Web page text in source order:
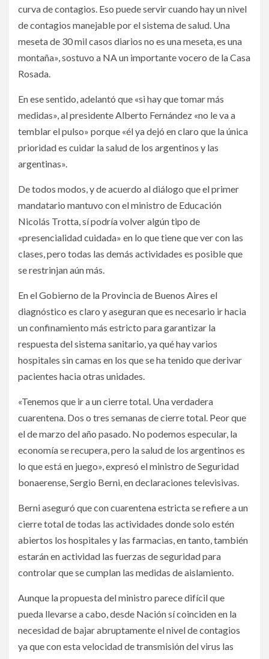
curva de contagios. Eso puede servir cuando hay un nivel
de contagios manejable por el sistema de salud. Una
meseta de 30 mil casos diarios no es una meseta, es una
montaña», sostuvo a NA un importante vocero de la Casa
Rosada.
En ese sentido, adelantó que «si hay que tomar más
medidas», al presidente Alberto Fernández «no le va a
temblar el pulso» porque «él ya dejó en claro que la única
prioridad es cuidar la salud de los argentinos y las
argentinas».
De todos modos, y de acuerdo al diálogo que el primer
mandatario mantuvo con el ministro de Educación
Nicolás Trotta, sí podría volver algún tipo de
«presencialidad cuidada» en lo que tiene que ver con las
clases, pero todas las demás actividades es posible que
se restrinjan aún más.
En el Gobierno de la Provincia de Buenos Aires el
diagnóstico es claro y aseguran que es necesario ir hacia
un confinamiento más estricto para garantizar la
respuesta del sistema sanitario, ya qué hay varios
hospitales sin camas en los que se ha tenido que derivar
pacientes hacia otras unidades.
«Tenemos que ir a un cierre total. Una verdadera
cuarentena. Dos o tres semanas de cierre total. Peor que
el de marzo del año pasado. No podemos especular, la
economía se recupera, pero la salud de los argentinos es
lo que está en juego», expresó el ministro de Seguridad
bonaerense, Sergio Berni, en declaraciones televisivas.
Berni aseguró que con cuarentena estricta se refiere a un
cierre total de todas las actividades donde solo estén
abiertos los hospitales y las farmacias, en tanto, también
estarán en actividad las fuerzas de seguridad para
controlar que se cumplan las medidas de aislamiento.
Aunque la propuesta del ministro parece difícil que
pueda llevarse a cabo, desde Nación sí coinciden en la
necesidad de bajar abruptamente el nivel de contagios
ya que con esta velocidad de transmisión del virus las